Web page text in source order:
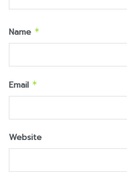
Name *
Email *
Website